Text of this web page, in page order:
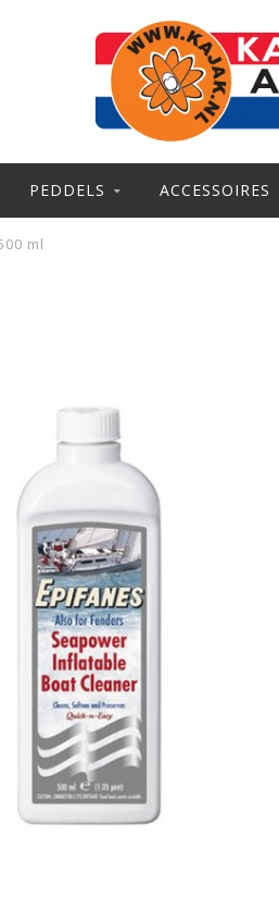
PEDDELS ACCESSOIRES
ml